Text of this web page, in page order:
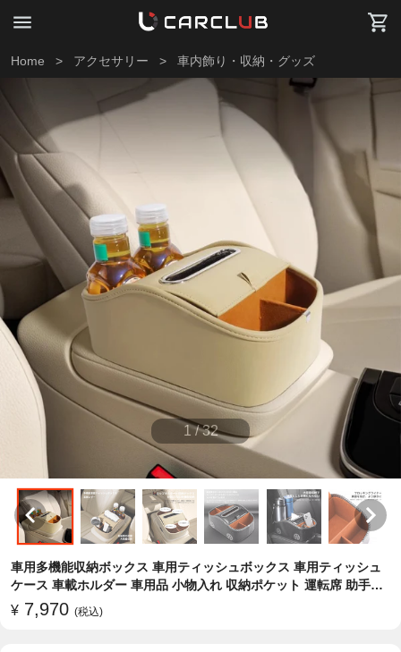
Home > アクセサリー > 車内飾り・収納・グッズ
1 / 32
車用多機能収納ボックス 車用ティッシュボックス 車用ティッシュ
ケース 車載ホルダー 車用品 小物入れ 収納ポケット 運転席 助手席
省スペース
¥ 7,970 (税込)